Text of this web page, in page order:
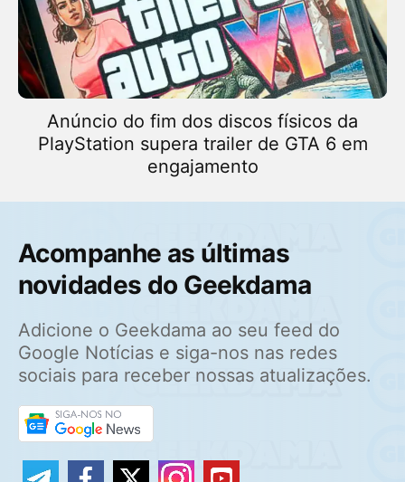
Anúncio do fim dos discos físicos da
PlayStation supera trailer de GTA 6 em
engajamento
Acompanhe as últimas
novidades do Geekdama
Adicione o Geekdama ao seu feed do
Google Notícias e siga-nos nas redes
sociais para receber nossas atualizações.